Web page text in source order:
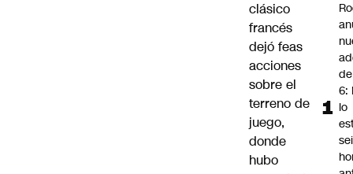
clásico
francés
dejó feas
acciones
sobre el
terreno de
juego,
donde
hubo
6:
lo